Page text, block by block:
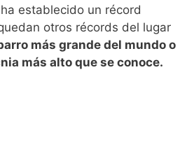
establecido un récord
otros récords del lugar
más grande del mundo o
más alto que se conoce.